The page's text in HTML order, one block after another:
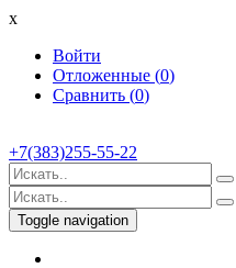
x
Войти
Отложенные (0)
Сравнить (0)
+7(383)255-55-22
Toggle navigation